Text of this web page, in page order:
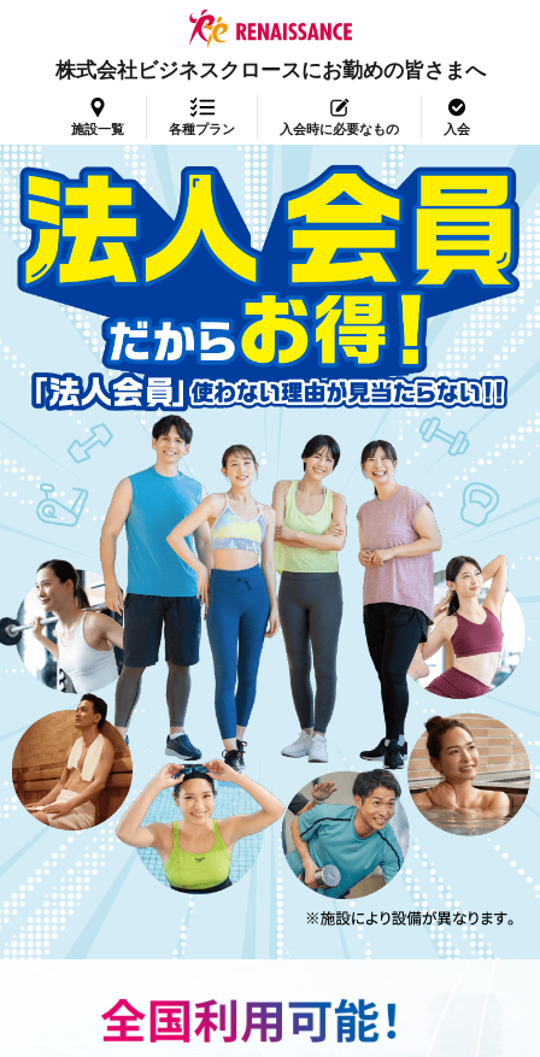
株式会社ビジネスクロースにお勤めの皆さまへ
施設一覧 各種プラン 入会時に必要なもの 入会